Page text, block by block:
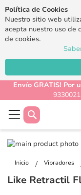
Política de Cookies
Nuestro sitio web
acepta nuestro uso de
de cookies.
Envío GRATIS! Por
Buscar
Inicio Vibradores
Saltar
final
la
de
Like Retractil